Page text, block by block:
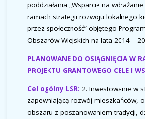
poddziałania „Wsparcie na
ramach strategii rozwoju lokalnego
przez społeczność” objętego
Obszarów Wiejskich na lata 2014 –
PLANOWANE DO OSIĄGNIĘCIA W
PROJEKTU GRANTOWEGO CELE I
Cel ogólny LSR: 2. Inwestowanie w
zapewniającą rozwój mieszkańców,
obszaru z poszanowaniem tradycji,